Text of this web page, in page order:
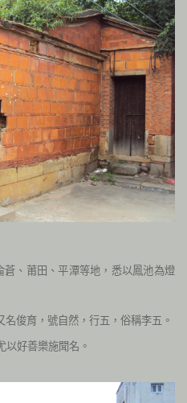
、莆田、平潭等地，悉以鳳池為燈
名俊育，號自然，行五，俗稱李五。
以好善樂施聞名。